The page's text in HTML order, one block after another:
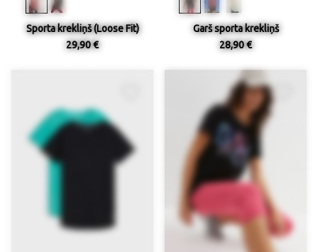
Sporta krekliņš (Loose Fit)
29,90 €
Garš sporta krekliņš
28,90 €